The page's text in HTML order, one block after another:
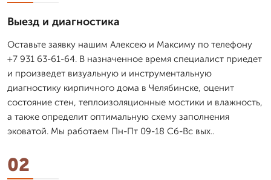
Выезд и диагностика
Оставьте заявку нашим Алексею и Максиму по телефону
+7 931 63-61-64. В назначенное время специалист приедет
и произведет визуальную и инструментальную
диагностику кирпичного дома в Челябинске, оценит
состояние стен, теплоизоляционные мостики и влажность,
а также определит оптимальную схему заполнения
эковатой. Мы работаем Пн-Пт 09-18 Сб-Вс вых..
02